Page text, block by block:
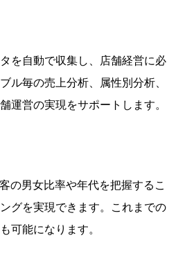
を自動で収集し、店舗経営に必
ル毎の売上分析、属性別分析、
運営の実現をサポートします。
の男女比率や年代を把握するこ
グを実現できます。これまでの
可能になります。